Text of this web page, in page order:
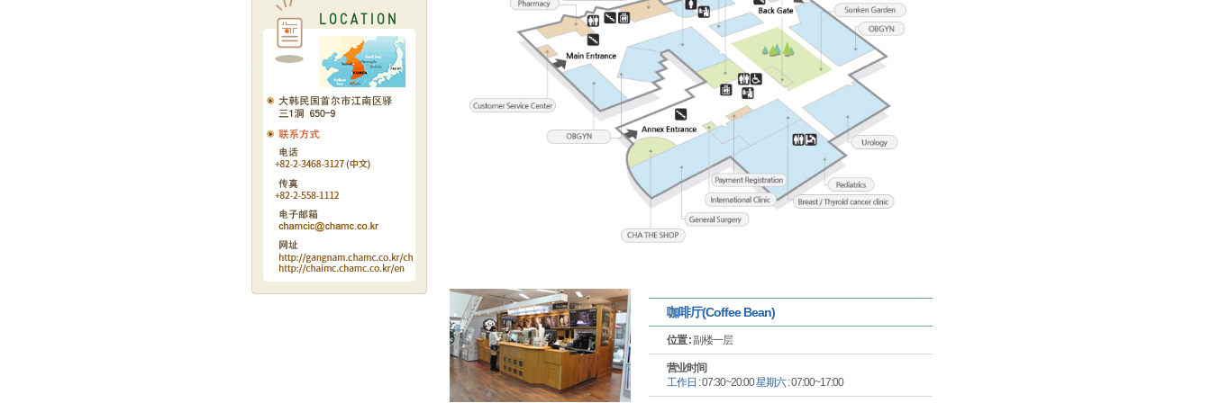
咖啡厅(Coffee Bean)
位置 :副楼一层
营业时间
工作日 :07:30~20:00星期六 :07:00~17:00